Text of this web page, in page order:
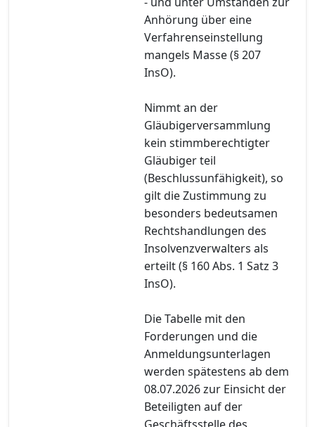
Anhörung über eine
Verfahrenseinstellung
mangels Masse (§ 207
InsO).
Nimmt an der
Gläubigerversammlung
kein stimmberechtigter
Gläubiger teil
(Beschlussunfähigkeit), so
gilt die Zustimmung zu
besonders bedeutsamen
Rechtshandlungen des
Insolvenzverwalters als
erteilt (§ 160 Abs. 1 Satz 3
InsO).
Die Tabelle mit den
Forderungen und die
Anmeldungsunterlagen
werden spätestens ab dem
08.07.2026 zur Einsicht der
Beteiligten auf der